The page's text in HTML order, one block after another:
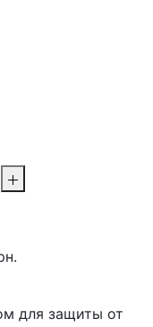
для защиты от